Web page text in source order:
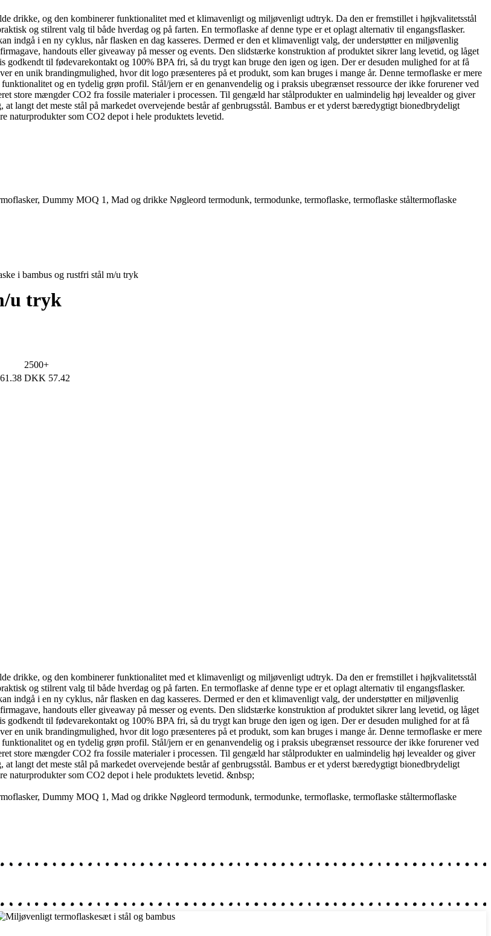
drikke, og den kombinerer funktionalitet med et klimavenligt og miljøvenligt udtryk. Da den er fremstillet i højkvalitetsstål
og stilrent valg til både hverdag og på farten. En termoflaske af denne type er et oplagt alternativ til engangsflasker.
indgå i en ny cyklus, når flasken en dag kasseres. Dermed er den et klimavenligt valg, der understøtter en miljøvenlig
handouts eller giveaway på messer og events. Den slidstærke konstruktion af produktet sikrer lang levetid, og låget
godkendt til fødevarekontakt og 100% BPA fri, så du trygt kan bruge den igen og igen. Der er desuden mulighed for at få
en unik brandingmulighed, hvor dit logo præsenteres på et produkt, som kan bruges i mange år. Denne termoflaske er mere
og en tydelig grøn profil. Stål/jern er en genanvendelig og i praksis ubegrænset ressource der ikke forurener ved
store mængder CO2 fra fossile materialer i processen. Til gengæld har stålprodukter en ualmindelig høj levealder og giver
langt det meste stål på markedet overvejende består af genbrugsstål. Bambus er et yderst bæredygtigt bionedbrydeligt
naturprodukter som CO2 depot i hele produktets levetid.
, Dummy MOQ 1 , Mad og drikke Nøgleord termodunk, termodunke, termoflaske, termoflaske ståltermoflaske
i bambus og rustfri stål m/u tryk
u tryk
2500+
61.38 DKK 57.42
drikke, og den kombinerer funktionalitet med et klimavenligt og miljøvenligt udtryk. Da den er fremstillet i højkvalitetsstål
og stilrent valg til både hverdag og på farten. En termoflaske af denne type er et oplagt alternativ til engangsflasker.
indgå i en ny cyklus, når flasken en dag kasseres. Dermed er den et klimavenligt valg, der understøtter en miljøvenlig
handouts eller giveaway på messer og events. Den slidstærke konstruktion af produktet sikrer lang levetid, og låget
godkendt til fødevarekontakt og 100% BPA fri, så du trygt kan bruge den igen og igen. Der er desuden mulighed for at få
en unik brandingmulighed, hvor dit logo præsenteres på et produkt, som kan bruges i mange år. Denne termoflaske er mere
og en tydelig grøn profil. Stål/jern er en genanvendelig og i praksis ubegrænset ressource der ikke forurener ved
store mængder CO2 fra fossile materialer i processen. Til gengæld har stålprodukter en ualmindelig høj levealder og giver
langt det meste stål på markedet overvejende består af genbrugsstål. Bambus er et yderst bæredygtigt bionedbrydeligt
naturprodukter som CO2 depot i hele produktets levetid. &nbsp;
, Dummy MOQ 1 , Mad og drikke Nøgleord termodunk, termodunke, termoflaske, termoflaske ståltermoflaske